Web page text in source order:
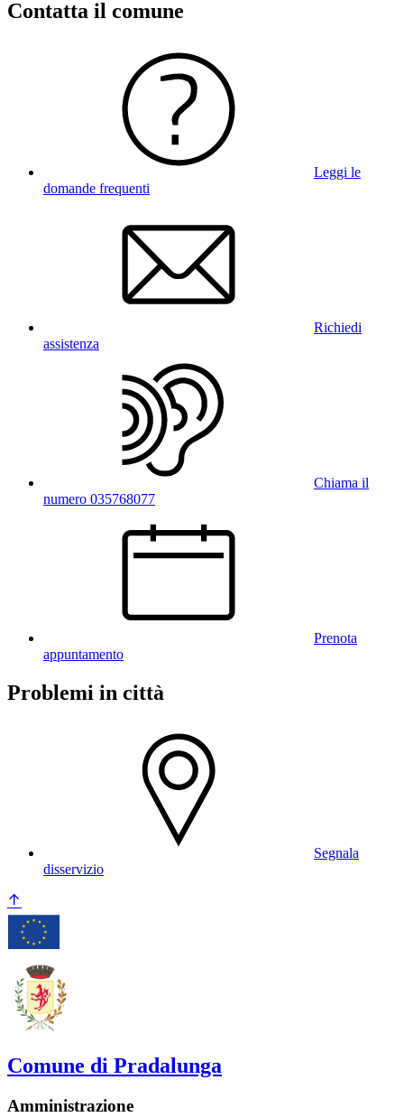
Contatta il comune
Leggi le
domande frequenti
Richiedi
assistenza
Chiama il
numero 035768077
Prenota
appuntamento
Problemi in città
Segnala
disservizio
Comune di Pradalunga
Amministrazione